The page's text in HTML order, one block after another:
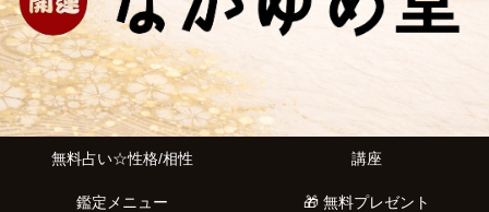
無料占い☆性格/相性 講座
鑑定メニュー 🎁 無料プレゼント